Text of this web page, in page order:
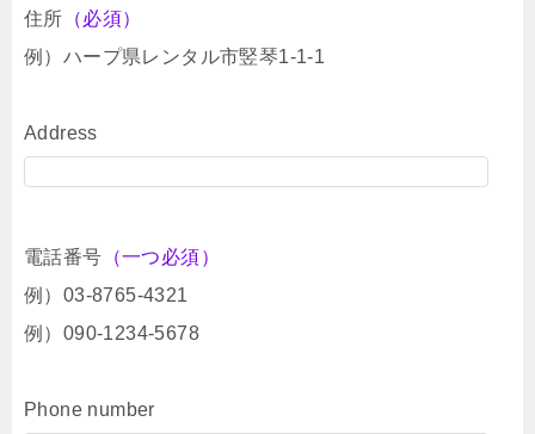
住所 （必須）
例）ハープ県レンタル市竪琴1-1-1
Address
電話番号 （一つ必須）
例）03-8765-4321
例）090-1234-5678
Phone number